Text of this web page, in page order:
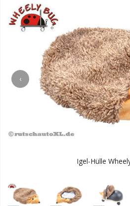
‹
Igel-Hülle